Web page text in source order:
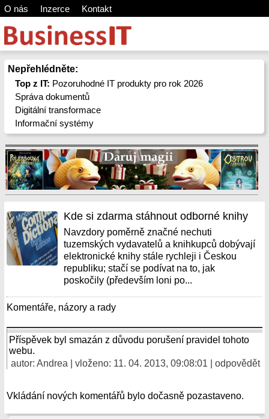
O nás Inzerce Kontakt
Nepřehlédněte:
Top z IT: Pozoruhodné IT produkty pro rok 2026
Správa dokumentů
Digitální transformace
Informační systémy
Kde si zdarma stáhnout odborné knihy
Navzdory poměrně značné nechuti
tuzemských vydavatelů a knihkupců dobývají
elektronické knihy stále rychleji i Českou
republiku; stačí se podívat na to, jak
poskočily (především loni po...
Komentáře, názory a rady
Příspěvek byl smazán z důvodu porušení pravidel tohoto
webu.
autor: Andrea | vloženo: 11. 04. 2013, 09:08:01 | odpovědět
Vkládání nových komentářů bylo dočasně pozastaveno.